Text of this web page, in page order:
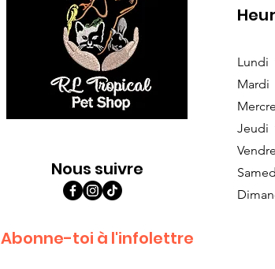
Nous suivre
Lundi
Mardi
Jeudi
Abonne-toi à l'infolettre